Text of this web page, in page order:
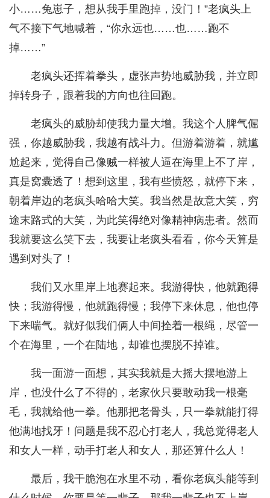
小……兔崽子，想从我手里跑掉，没门！”老疯头上
气不接下气地喊着，“你永远也……也……跑不
掉……”
老疯头还挥着拳头，虚张声势地威胁我，并立即
掉转身子，跟着我的方向也往回跑。
老疯头的威胁却使我力量大增。我这个人脾气倔
强，你越威胁我，我越有战斗力。但游着游着，就尴
尬起来，觉得自己像贼一样被人逼在海里上不了岸，
真是窝囊透了！想到这里，我有些愤怒，就停下来，
朝着岸边的老疯头哈哈大笑。我当然是故意大笑，穷
途末路式的大笑，为此笑得绝对像精神病患者。然而
我就要这么笑下去，我要让老疯头看看，你今天算是
遇到对头了！
我们又水里岸上地赛起来。我游得快，他就跑得
快；我游得慢，他就跑得慢；我停下来休息，他也停
下来喘气。就好似我们俩人中间拴着一根绳，尽管一
个在海里，一个在陆地，却谁也摆脱不掉谁。
我一面游一面想，其实我就是大摇大摆地游上
岸，也没什么了不得的，老家伙只要敢动我一根毫
毛，我就给他一拳。他那把老骨头，只一拳就能打得
他满地找牙！问题是我不忍心打老人，我总觉得老人
和女人一样，动手打老人和女人，那还算什么人！
最后，我干脆泡在水里不动，看你老疯头能等到